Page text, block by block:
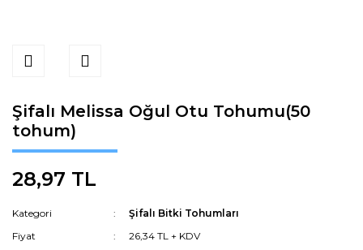
Şifalı Melissa Oğul Otu Tohumu(50
tohum)
28,97 TL
Kategori
Şifalı Bitki Tohumları
Fiyat
26,34 TL + KDV